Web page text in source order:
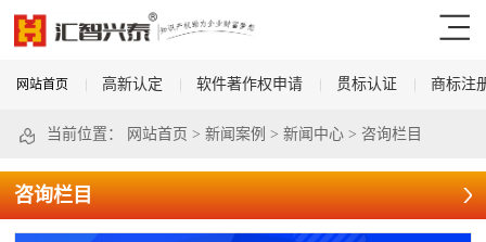
网站首页 高新认定 软件著作权申请 贯标认证 商标注
当前位置： 网站首页 > 新闻案例 > 新闻中心> 咨询栏目
咨询栏目